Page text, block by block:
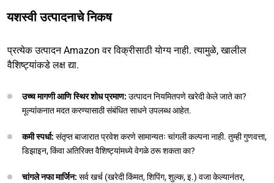
यशस्वी उत्पादनाचे निकष
प्रत्येक उत्पादन Amazon वर विक्रीसाठी योग्य नाही. त्यामुळे, खालील
वैशिष्ट्यांकडे लक्ष द्या.
उच्च मागणी आणि स्थिर शोध प्रमाण: उत्पादन नियमितपणे खरेदी केले जाते का?
मूल्यांकनात मदत करण्यासाठी संबंधित साधने उपलब्ध आहेत.
कमी स्पर्धा: संतृप्त बाजारात प्रवेश करणे सामान्यतः चांगली कल्पना नाही. तुम्ही गुणवत्ता,
डिझाइन, किंवा अतिरिक्त वैशिष्ट्यांमध्ये वेगळे ठरू शकता का?
चांगले नफा मार्जिन: सर्व खर्च (खरेदी किंमत, शिपिंग, शुल्क, इ.) वजा केल्यानंतर,